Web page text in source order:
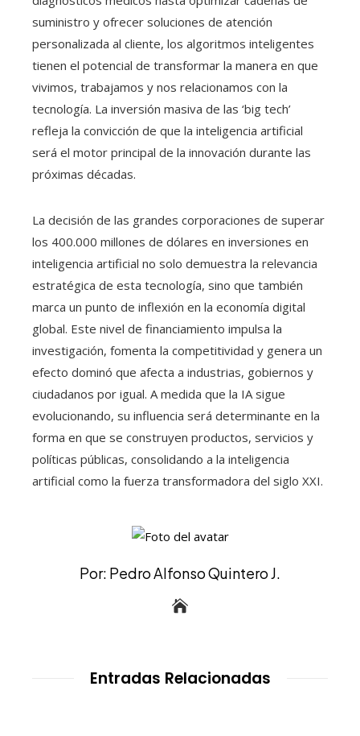
suministro y ofrecer soluciones de atención
personalizada al cliente, los algoritmos inteligentes
tienen el potencial de transformar la manera en que
vivimos, trabajamos y nos relacionamos con la
tecnología. La inversión masiva de las ‘big tech’
refleja la convicción de que la inteligencia artificial
será el motor principal de la innovación durante las
próximas décadas.
La decisión de las grandes corporaciones de superar
los 400.000 millones de dólares en inversiones en
inteligencia artificial no solo demuestra la relevancia
estratégica de esta tecnología, sino que también
marca un punto de inflexión en la economía digital
global. Este nivel de financiamiento impulsa la
investigación, fomenta la competitividad y genera un
efecto dominó que afecta a industrias, gobiernos y
ciudadanos por igual. A medida que la IA sigue
evolucionando, su influencia será determinante en la
forma en que se construyen productos, servicios y
políticas públicas, consolidando a la inteligencia
artificial como la fuerza transformadora del siglo XXI.
Por: Pedro Alfonso Quintero J.
Entradas Relacionadas